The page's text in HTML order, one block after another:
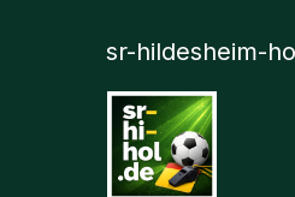
sr-hildesheim-